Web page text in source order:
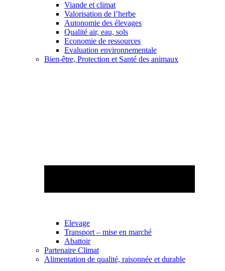
Viande et climat
Valorisation de l’herbe
Autonomie des élevages
Qualité air, eau, sols
Economie de ressources
Evaluation environnementale
Bien-être, Protection et Santé des animaux
Elevage
Transport – mise en marché
Abattoir
Partenaire Climat
Alimentation de qualité, raisonnée et durable